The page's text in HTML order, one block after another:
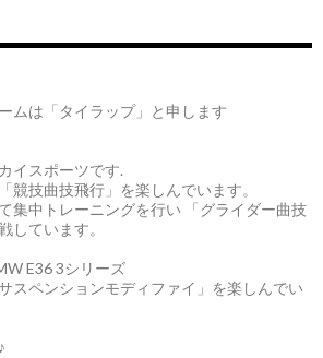
ムは「タイラップ」と申します
イスポーツです.
競技曲技飛行」を楽しんでいます。
集中トレーニングを行い 「グライダー曲技
しています。
E36 3シリーズ
スペンションモディファイ」を楽しんでい